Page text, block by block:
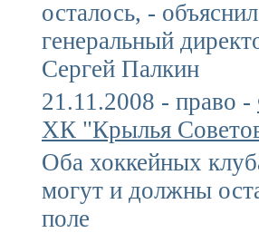
осталось, -
генеральный
Сергей Палкин
21.11.2008 - право -
ХК "Крылья
Оба хоккейных
могут и должны
поле